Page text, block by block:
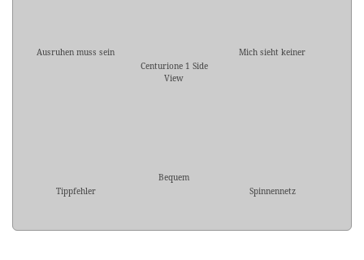
Ausruhen muss sein
Centurione 1 Side
View
Mich sieht keiner
Tippfehler
Bequem
Spinnennetz